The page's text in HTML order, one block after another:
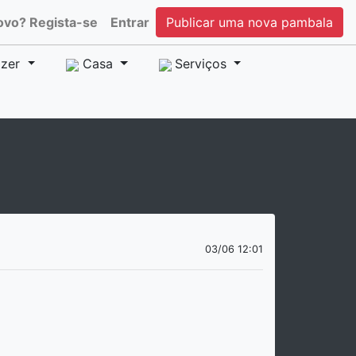
Regista-se Entrar Publicar uma nova pambala
Casa Serviços
03/06 12:01